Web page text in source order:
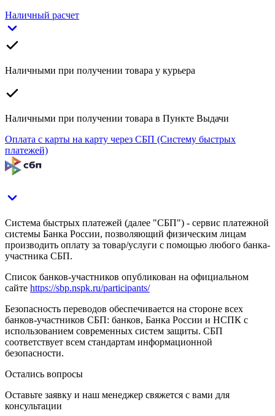
Наличный расчет
Наличными при получении товара у курьера
Наличными при получении товара в Пункте Выдачи
Оплата с карты на карту через СБП (Систему быстрых
платежей)
Система быстрых платежей (далее "СБП") - сервис платежной
системы Банка России, позволяющий физическим лицам
производить оплату за товар/услуги с помощью любого банка-
участника СБП.
Список банков-участников опубликован на официальном
сайте https://sbp.nspk.ru/participants/
Безопасность переводов обеспечивается на стороне всех
банков-участников СБП: банков, Банка России и НСПК с
использованием современных систем защиты. СБП
соответствует всем стандартам информационной
безопасности.
Остались вопросы
Оставьте заявку и наш менеджер свяжется с вами для
консультации